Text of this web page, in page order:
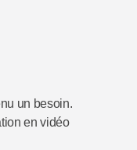
un besoin.
en vidéo